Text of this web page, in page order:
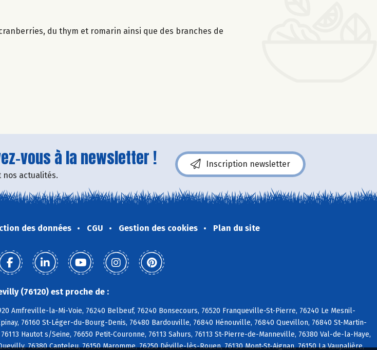
du thym et romarin ainsi que des branches de
vous à la newsletter !
actualités.
Inscription newsletter
des données CGU Gestion des cookies Plan du site
(76120) est proche de :
Amfreville-la-Mi-Voie, 76240 Belbeuf, 76240 Bonsecours, 76520 Franqueville-St-Pierre, 76240 Le Mesnil-
76160 St-Léger-du-Bourg-Denis, 76480 Bardouville, 76840 Hénouville, 76840 Quevillon, 76840 St-Martin-
Hautot s/Seine, 76650 Petit-Couronne, 76113 Sahurs, 76113 St-Pierre-de-Manneville, 76380 Val-de-la-Haye,
76380 Canteleu, 76150 Maromme, 76250 Déville-lès-Rouen, 76130 Mont-St-Aignan, 76150 La Vaupalière,